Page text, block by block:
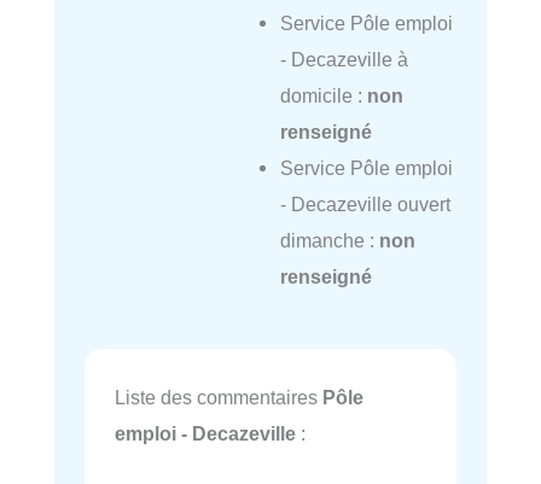
Service Pôle emploi
- Decazeville à
domicile : non
renseigné
Service Pôle emploi
- Decazeville ouvert
dimanche : non
renseigné
Liste des commentaires Pôle
emploi - Decazeville :